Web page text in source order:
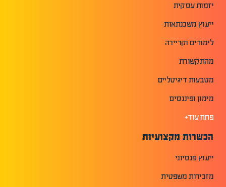
יזמות עסקית
ייעוץ משכנתאות
לימודים וקריירה
מהתקשורת
מטבעות דיגיטליים
מימון ופיננסים
פתח עוד+
הכשרות מקצועיות
ייעוץ פנסיוני
מזכירות משפטית